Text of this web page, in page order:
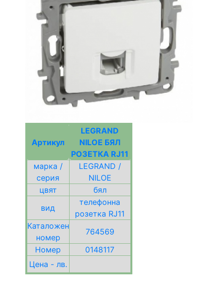
Артикул
LEGRAND
NILOE БЯЛ
РОЗЕТКА RJ11
марка /
серия
LEGRAND /
NILOE
цвят
бял
вид
телефонна
розетка RJ11
Каталожен
номер
764569
Номер
0148117
Цена - лв.